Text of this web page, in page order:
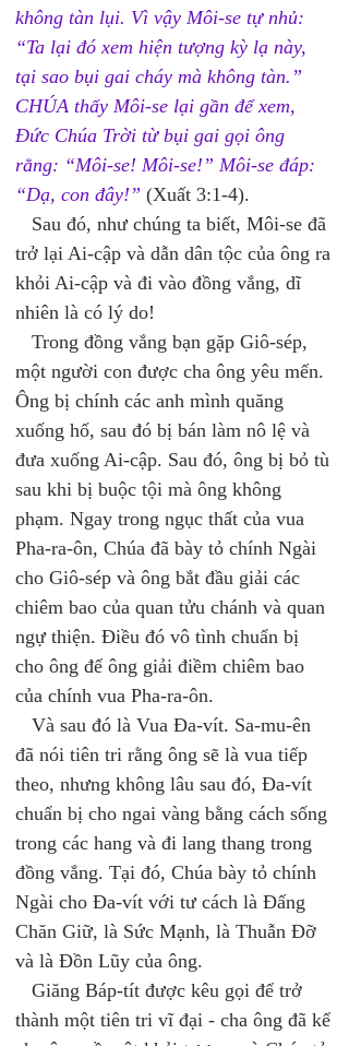
không tàn lụi. Vì vậy Môi-se tự nhủ:
“Ta lại đó xem hiện tượng kỳ lạ này,
tại sao bụi gai cháy mà không tàn.”
CHÚA thấy Môi-se lại gần để xem,
Đức Chúa Trời từ bụi gai gọi ông
rằng: “Môi-se! Môi-se!” Môi-se đáp:
“Dạ, con đây!” (Xuất 3:1-4).
Sau đó, như chúng ta biết, Môi-se đã
trở lại Ai-cập và dẫn dân tộc của ông ra
khỏi Ai-cập và đi vào đồng vắng, dĩ
nhiên là có lý do!
Trong đồng vắng bạn gặp Giô-sép,
một người con được cha ông yêu mến.
Ông bị chính các anh mình quăng
xuống hố, sau đó bị bán làm nô lệ và
đưa xuống Ai-cập. Sau đó, ông bị bỏ tù
sau khi bị buộc tội mà ông không
phạm. Ngay trong ngục thất của vua
Pha-ra-ôn, Chúa đã bày tỏ chính Ngài
cho Giô-sép và ông bắt đầu giải các
chiêm bao của quan tửu chánh và quan
ngự thiện. Điều đó vô tình chuẩn bị
cho ông để ông giải điềm chiêm bao
của chính vua Pha-ra-ôn.
Và sau đó là Vua Đa-vít. Sa-mu-ên
đã nói tiên tri rằng ông sẽ là vua tiếp
theo, nhưng không lâu sau đó, Đa-vít
chuẩn bị cho ngai vàng bằng cách sống
trong các hang và đi lang thang trong
đồng vắng. Tại đó, Chúa bày tỏ chính
Ngài cho Đa-vít với tư cách là Đấng
Chăn Giữ, là Sức Mạnh, là Thuẫn Đỡ
và là Đồn Lũy của ông.
Giăng Báp-tít được kêu gọi để trở
thành một tiên tri vĩ đại - cha ông đã kể